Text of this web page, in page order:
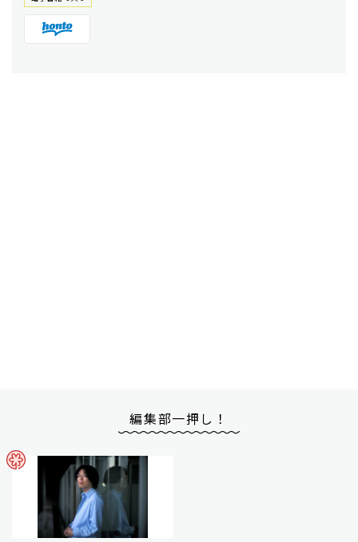
編集部一押し！